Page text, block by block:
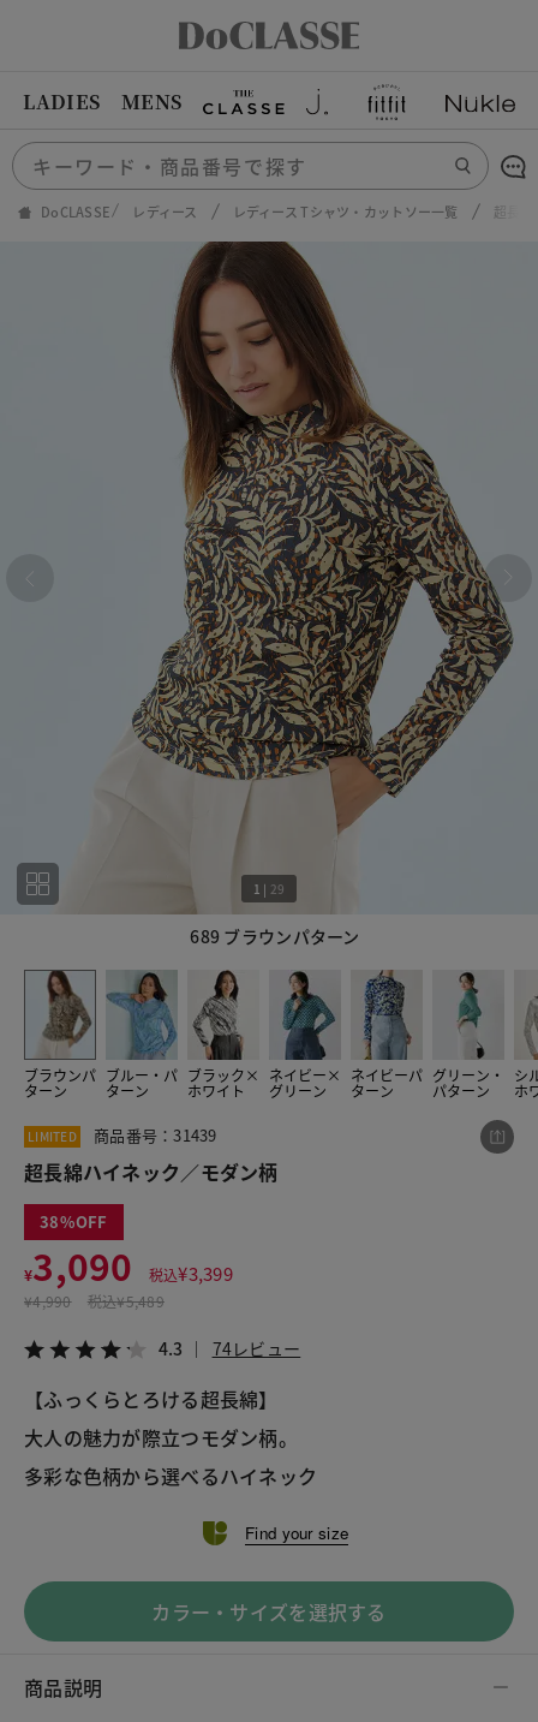
LADIES MENS
DoCLASSE レディース レディース Tシャツ・カットソー一覧 超長
689 ブラウンパターン
1 | 29
ブラウンパ
ターン
ブルー・パ
ターン
ブラック×
ホワイト
ネイビー×
グリーン
ネイビーパ
ターン
グリーン・
パターン
シ
ホ
29
LIMITED 商品番号：31439
超長綿ハイネック／モダン柄
38
¥3,090 税込¥3,399
¥4,990 税込¥5,489
4.3 74レビュー
【ふっくらとろける超長綿】
大人の魅力が際立つモダン柄。
多彩な色柄から選べるハイネック
Find your size
カラー・サイズを選択する
商品説明
この商品をシェアする
¥3,090
税込¥3,399
LINE X